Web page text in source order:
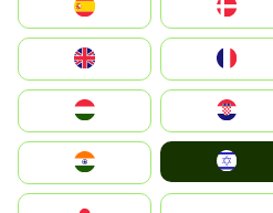
Deutschland
Denmark
United Kingdom
Hrvatska
Magyarország
Indonesia